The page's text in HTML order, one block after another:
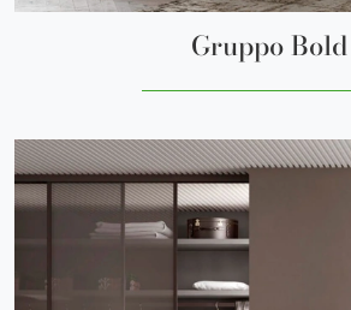
Gruppo Bold